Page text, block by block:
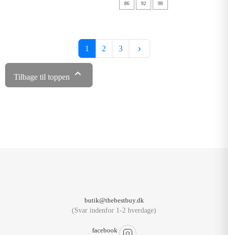
86 92 98
1 2 3 keyboard_arrow_right
Tilbage til toppen 
butik@thebestbuy.dk
(Svar indenfor 1-2 hverdage)
facebook